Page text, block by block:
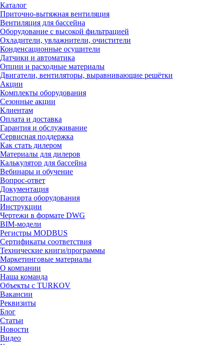
Каталог
Приточно-вытяжная вентиляция
Вентиляция для бассейна
Оборудование с высокой фильтрацией
Охладители, увлажнители, очистители
Конденсационные осушители
Датчики и автоматика
Опции и расходные материалы
Двигатели, вентиляторы, выравнивающие решётки
Акции
Комплекты оборудования
Сезонные акции
Клиентам
Оплата и доставка
Гарантия и обслуживание
Сервисная поддержка
Как стать дилером
Материалы для дилеров
Калькулятор для бассейна
Вебинары и обучение
Вопрос-ответ
Документация
Паспорта оборудования
Инструкции
Чертежи в формате DWG
BIM-модели
Регистры MODBUS
Сертификаты соответствия
Технические книги/программы
Маркетинговые материалы
О компании
Наша команда
Объекты с TURKOV
Вакансии
Реквизиты
Блог
Статьи
Новости
Видео